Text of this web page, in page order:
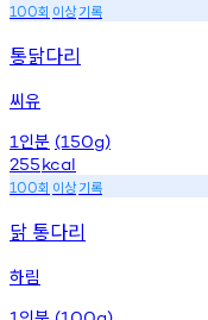
100회 이상기록
통닭다리
씨유
1 인분 (150g)
255kcal
100회 이상기록
닭 통다리
하림